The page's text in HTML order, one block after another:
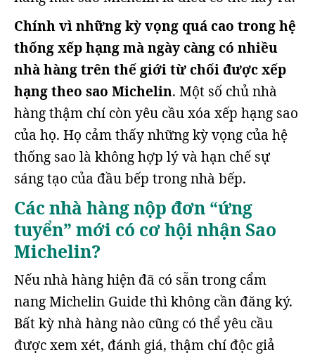
Chính vì những kỳ vọng quá cao trong hệ
thống xếp hạng mà ngày càng có nhiều
nhà hàng trên thế giới từ chối được xếp
hạng theo sao Michelin. Một số chủ nhà
hàng thậm chí còn yêu cầu xóa xếp hạng sao
của họ. Họ cảm thấy những kỳ vọng của hệ
thống sao là không hợp lý và hạn chế sự
sáng tạo của đầu bếp trong nhà bếp.
Các nhà hàng nộp đơn “ứng
tuyển” mới có cơ hội nhận Sao
Michelin?
Nếu nhà hàng hiện đã có sẵn trong cẩm
nang Michelin Guide thì không cần đăng ký.
Bất kỳ nhà hàng nào cũng có thể yêu cầu
được xem xét, đánh giá, thậm chí độc giả